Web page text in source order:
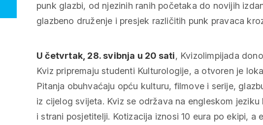
punk glazbi, od njezinih ranih početaka do novijih
glazbeno druženje i presjek različitih punk pravaca
U četvrtak, 28. svibnja u 20 sati, Kvizolimpijada
Kviz pripremaju studenti Kulturologije, a otvoren je
Pitanja obuhvaćaju opću kulturu, filmove i serije,
iz cijelog svijeta. Kviz se održava na engleskom
i strani posjetitelji. Kotizacija iznosi 10 eura po ekipi,